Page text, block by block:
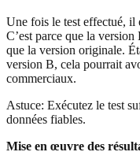
Une fois le test effectué, il
C’est parce que la
que la version originale.
version B, cela pourrait
commerciaux.
Astuce: Exécutez le test
données fiables.
Mise en œuvre des